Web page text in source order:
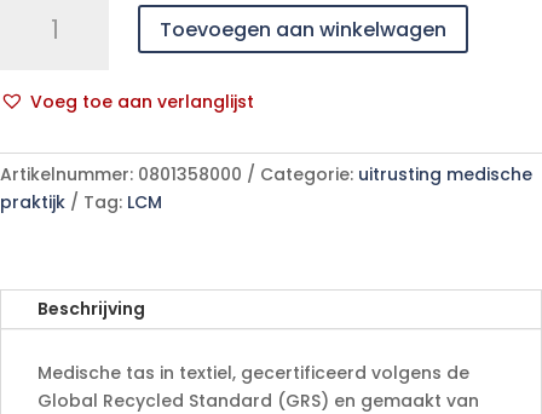
Toevoegen aan winkelwagen
Voeg toe aan verlanglijst
l
t
e
a
t
Artikelnummer: 0801358000 Categorie: uitrusting medische
praktijk
Tag: LCM
Beschrijving
Medische tas in textiel, gecertificeerd volgens de
Global Recycled Standard (GRS) en gemaakt van